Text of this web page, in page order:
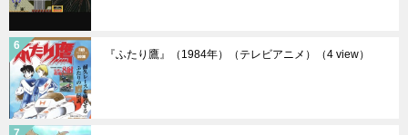
『ふたり鷹』（1984年）（テレビアニメ） （4 view）